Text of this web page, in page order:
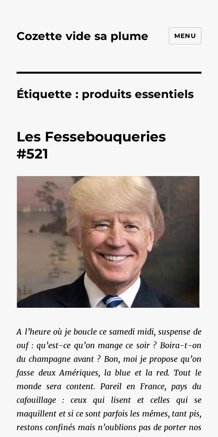
Cozette vide sa plume MENU
Étiquette : produits essentiels
Les Fessebouqueries
#521
A l’heure où je boucle ce samedi midi, suspense de
ouf : qu’est-ce qu’on mange ce soir ? Boira-t-on
du champagne avant ? Bon, moi je propose qu’on
fasse deux Amériques, la blue et la red. Tout le
monde sera content. Pareil en France, pays du
cafouillage : ceux qui lisent et celles qui se
maquillent et si ce sont parfois les mêmes, tant pis,
restons confinés mais n’oublions pas de porter nos